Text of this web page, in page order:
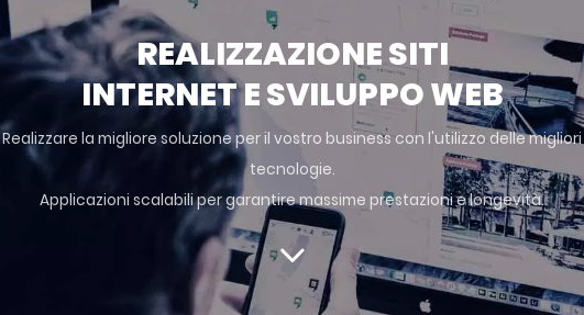
REALIZZAZIONE SITI
INTERNET E SVILUPPO WEB
Realizzare la migliore soluzione per il vostro business con l'utilizzo delle migliori
tecnologie.
Applicazioni scalabili per garantire massime prestazioni e longevità.